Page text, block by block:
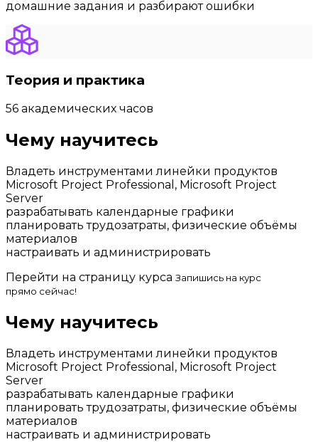
домашние задания и разбирают ошибки
Теория и практика
56 академических часов
Чему научитесь
Владеть инструментами линейки продуктов
Microsoft Project Professional, Microsoft Project
Server
разрабатывать календарные графики
планировать трудозатраты, физические объёмы
материалов
настраивать и администрировать
Перейти на страницу курса Запишись на курс
прямо сейчас!
Чему научитесь
Владеть инструментами линейки продуктов
Microsoft Project Professional, Microsoft Project
Server
разрабатывать календарные графики
планировать трудозатраты, физические объёмы
материалов
настраивать и администрировать